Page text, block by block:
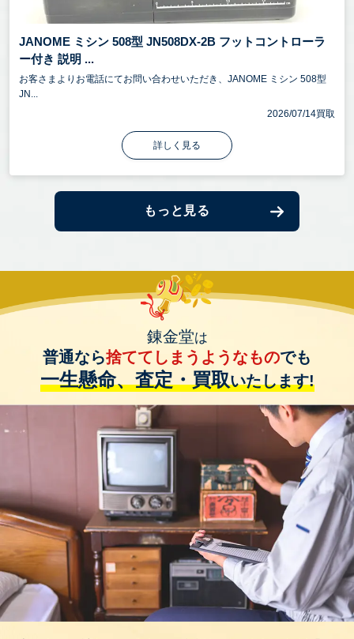
JANOME ミシン 508型 JN508DX-2B フットコントローラ
ー付き 説明 ...
お客さまよりお電話にてお問い合わせいただき、JANOME ミシン 508型
JN...
2026/07/14買取
詳しく見る
もっと見る
錬金堂は
普通なら捨ててしまうようなものでも
一生懸命、査定・買取いたします!